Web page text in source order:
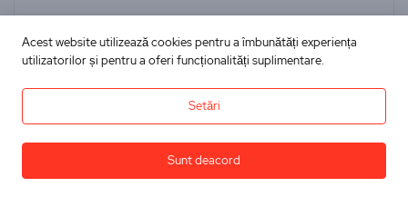
Citește
Acest website utilizează cookies pentru a îmbunătăți experiența
utilizatorilor și pentru a oferi funcționalități suplimentare.
Setări
Sunt deacord